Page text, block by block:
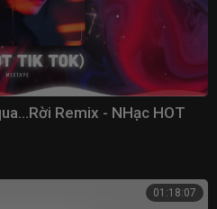
Remix - NHạc HOT
01:18:07